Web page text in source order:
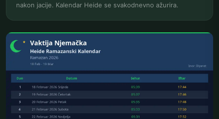
nakon jacije. Kalendar Heide se svakodnevno ažurira.